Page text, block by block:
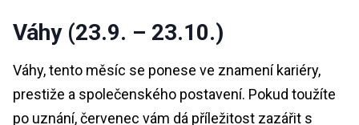
Váhy (23.9. – 23.10.)
Váhy, tento měsíc se ponese ve znamení kariéry,
prestiže a společenského postavení. Pokud toužíte
po uznání, červenec vám dá příležitost zazářit s